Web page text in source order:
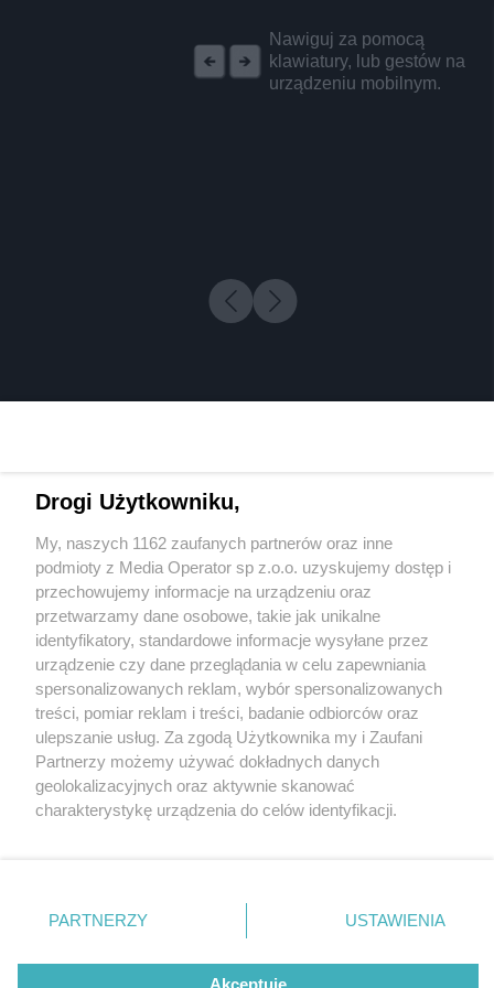
Nawiguj za pomocą
klawiatury, lub gestów na
urządzeniu mobilnym.
1 / 0
Wydawca mediów lokalnych
Nie zapomnij
zapoznać się z:
polityką prywatności regulamin korzystania z portali
Twojemiasto
Piekary Śląskie
Chorzów
Tarnowskie Góry
Gliwice
Skontakuj sięz nami
Kontakt
Wydawca
Redakcja
Drogi Użytkowniku,
My, naszych 1162 zaufanych partnerów oraz inne
podmioty z Media Operator sp z.o.o. uzyskujemy dostęp i
przechowujemy informacje na urządzeniu oraz
przetwarzamy dane osobowe, takie jak unikalne
identyfikatory, standardowe informacje wysyłane przez
urządzenie czy dane przeglądania w celu zapewniania
spersonalizowanych reklam, wybór spersonalizowanych
treści, pomiar reklam i treści, badanie odbiorców oraz
ulepszanie usług. Za zgodą Użytkownika my i Zaufani
Partnerzy możemy używać dokładnych danych
geolokalizacyjnych oraz aktywnie skanować
charakterystykę urządzenia do celów identyfikacji.
zmienić/wycofać klikając przycisk ustawień prywatności
znajdujący się w lewym dolnym rogu strony
rodzaje przetwarzania danych nie wymagają zgody
użytkownika, ale masz prawo sprzeciwić się takiemu
PARTNERZY USTAWIENIA
Akceptuję